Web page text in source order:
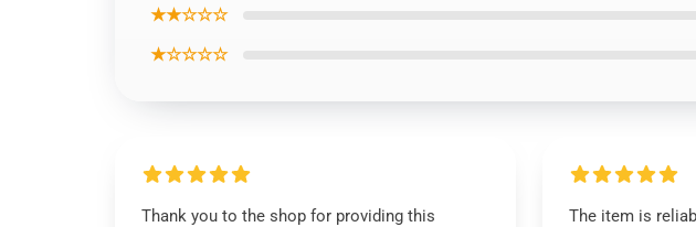
★★☆☆☆
★☆☆☆☆
Thank you to the shop for providing this
The item is